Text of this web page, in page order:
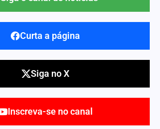
Curta a página
Siga no X
Inscreva-se no canal